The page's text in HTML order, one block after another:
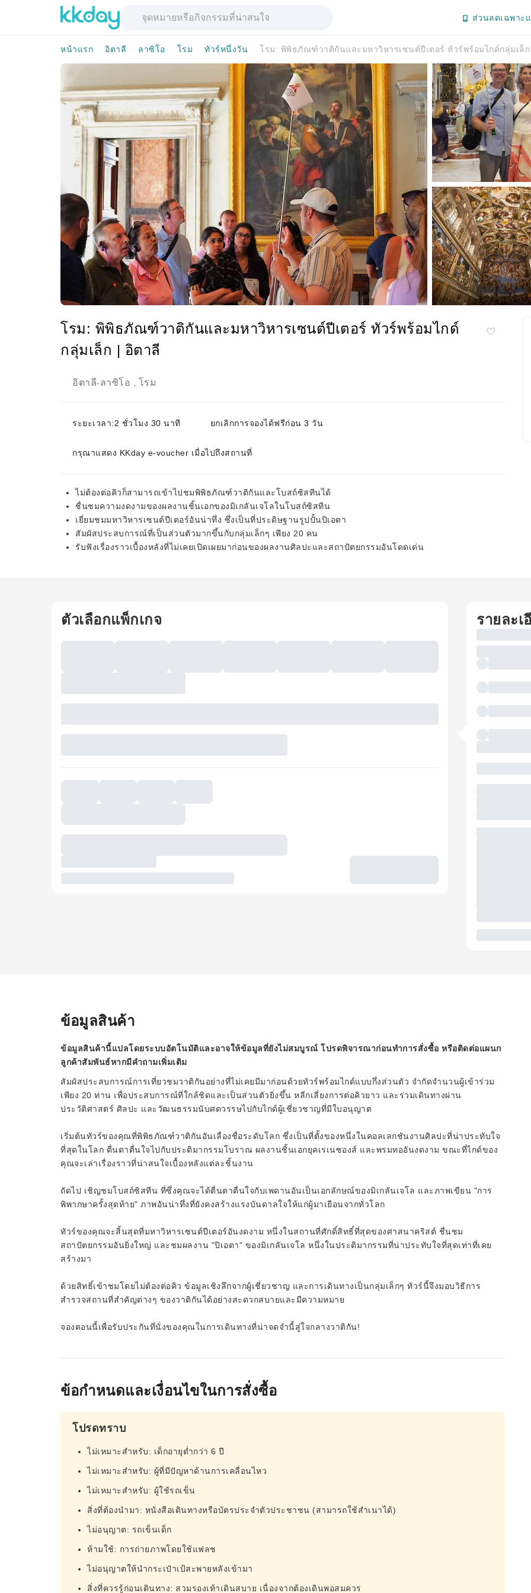
ส่วนลดเฉพาะ
หน้าแรก อิตาลี ลาซิโอ โรม ทัวร์หนึ่งวัน โรม: พิพิธภัณฑ์วาติกันและมหาวิหารเซนต์ปีเตอร์ ทัวร์พร้อมไกด์กลุ่มเล็
โรม: พิพิธภัณฑ์วาติกันและมหาวิหารเซนต์ปีเตอร์ ทัวร์พร้อมไกด์
กลุ่มเล็ก | อิตาลี
อิตาลี-ลาซิโอ โรม
ระยะเวลา:2 ชั่วโมง 30 นาที ยกเลิกการจองได้ฟรีก่อน 3 วัน
กรุณาแสดง KKday e-voucher เมื่อไปถึงสถานที่
ไม่ต้องต่อคิวก็สามารถเข้าไปชมพิพิธภัณฑ์วาติกันและโบสถ์ซิสทีนได้
ชื่นชมความงดงามของผลงานชิ้นเอกของมิเกลันเจโลในโบสถ์ซิสทีน
เยี่ยมชมมหาวิหารเซนต์ปีเตอร์อันน่าทึ่ง ซึ่งเป็นที่ประดิษฐานรูปปั้นปิเอตา
สัมผัสประสบการณ์ที่เป็นส่วนตัวมากขึ้นกับกลุ่มเล็กๆ เพียง 20 คน
รับฟังเรื่องราวเบื้องหลังที่ไม่เคยเปิดเผยมาก่อนของผลงานศิลปะและสถาปัตยกรรมอันโดดเด่น
ตัวเลือกแพ็กเกจ รายละเ
ข้อมูลสินค้า
ข้อมูลสินค้านี้แปลโดยระบบอัตโนมัติและอาจให้ข้อมูลที่ยังไม่สมบูรณ์ โปรดพิจารณาก่อนทำการสั่งซื้อ หรือติดต่อแผนก
ลูกค้าสัมพันธ์หากมีคำถามเพิ่มเติม
สัมผัสประสบการณ์การเที่ยวชมวาติกันอย่างที่ไม่เคยมีมาก่อนด้วยทัวร์พร้อมไกด์แบบกึ่งส่วนตัว จำกัดจำนวนผู้เข้าร่วม
เพียง 20 ท่าน เพื่อประสบการณ์ที่ใกล้ชิดและเป็นส่วนตัวยิ่งขึ้น หลีกเลี่ยงการต่อคิวยาว และร่วมเดินทางผ่าน
ประวัติศาสตร์ ศิลปะ และวัฒนธรรมนับศตวรรษไปกับไกด์ผู้เชี่ยวชาญที่มีใบอนุญาต
เริ่มต้นทัวร์ของคุณที่พิพิธภัณฑ์วาติกันอันเลื่องชื่อระดับโลก ซึ่งเป็นที่ตั้งของหนึ่งในคอลเลกชันงานศิลปะที่น่าประทับใจ
ที่สุดในโลก ตื่นตาตื่นใจไปกับประติมากรรมโบราณ ผลงานชิ้นเอกยุคเรเนซองส์ และพรมทออันงดงาม ขณะที่ไกด์ของ
คุณจะเล่าเรื่องราวที่น่าสนใจเบื้องหลังแต่ละชิ้นงาน
ถัดไป เชิญชมโบสถ์ซิสทีน ที่ซึ่งคุณจะได้ตื่นตาตื่นใจกับเพดานอันเป็นเอกลักษณ์ของมิเกลันเจโล และภาพเขียน "การ
พิพากษาครั้งสุดท้าย" ภาพอันน่าทึ่งที่ยังคงสร้างแรงบันดาลใจให้แก่ผู้มาเยือนจากทั่วโลก
ทัวร์ของคุณจะสิ้นสุดที่มหาวิหารเซนต์ปีเตอร์อันงดงาม หนึ่งในสถานที่ศักดิ์สิทธิ์ที่สุดของศาสนาคริสต์ ชื่นชม
สถาปัตยกรรมอันยิ่งใหญ่ และชมผลงาน "ปิเอตา" ของมิเกลันเจโล หนึ่งในประติมากรรมที่น่าประทับใจที่สุดเท่าที่เคย
สร้างมา
ด้วยสิทธิ์เข้าชมโดยไม่ต้องต่อคิว ข้อมูลเชิงลึกจากผู้เชี่ยวชาญ และการเดินทางเป็นกลุ่มเล็กๆ ทัวร์นี้จึงมอบวิธีการ
สำรวจสถานที่สำคัญต่างๆ ของวาติกันได้อย่างสะดวกสบายและมีความหมาย
จองตอนนี้เพื่อรับประกันที่นั่งของคุณในการเดินทางที่น่าจดจำนี้สู่ใจกลางวาติกัน!
ข้อกำหนดและเงื่อนไขในการสั่งซื้อ
โปรดทราบ
ไม่เหมาะสำหรับ: เด็กอายุต่ำกว่า 6 ปี
ไม่เหมาะสำหรับ: ผู้ที่มีปัญหาด้านการเคลื่อนไหว
ไม่เหมาะสำหรับ: ผู้ใช้รถเข็น
สิ่งที่ต้องนำมา: หนังสือเดินทางหรือบัตรประจำตัวประชาชน (สามารถใช้สำเนาได้)
ไม่อนุญาต: รถเข็นเด็ก
ห้ามใช้: การถ่ายภาพโดยใช้แฟลช
ไม่อนุญาตให้นำกระเป๋าเป้สะพายหลังเข้ามา
สิ่งที่ควรรู้ก่อนเดินทาง: สวมรองเท้าเดินสบาย เนื่องจากต้องเดินพอสมควร